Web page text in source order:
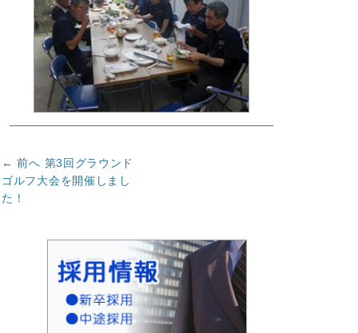
投
稿
ナ
← 前へ 前
の
第3回グラウンド
ゴルフ大会を開催しまし
た！